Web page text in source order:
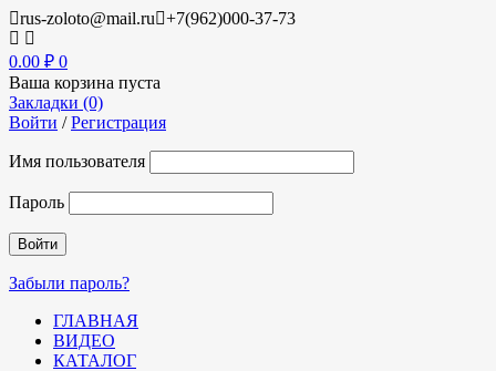
rus-zoloto@mail.ru +7(962)000-37-73
0.00 ₽ 0
Ваша корзина пуста
Закладки (0)
Войти /Регистрация
Имя пользователя
Пароль
Забыли пароль?
ГЛАВНАЯ
ВИДЕО
КАТАЛОГ